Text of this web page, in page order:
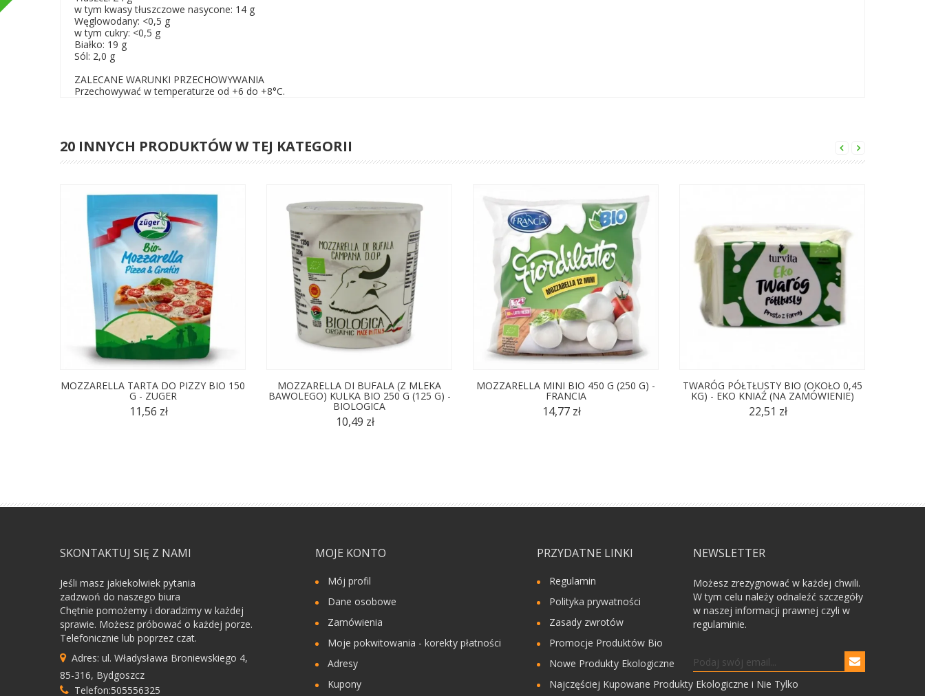
w tym kwasy tłuszczowe nasycone: 14 g
Węglowodany: <0,5 g
w tym cukry: <0,5 g
Białko: 19 g
Sól: 2,0 g
ZALECANE WARUNKI PRZECHOWYWANIA
Przechowywać w temperaturze od +6 do +8°C.
20 INNYCH PRODUKTÓW W TEJ KATEGORII
MOZZARELLA TARTA DO PIZZY BIO 150
G - ZUGER
11,56 zł
MOZZARELLA DI BUFALA (Z MLEKA
BAWOLEGO) KULKA BIO 250 G (125 G) -
BIOLOGICA
10,49 zł
MOZZARELLA MINI BIO 450 G (250 G) -
FRANCIA
14,77 zł
TWARÓG PÓŁTŁUSTY BIO (OKOŁO 0,45
KG) - EKO KNIAŹ (NA ZAMÓWIENIE)
22,51 zł
SKONTAKTUJ SIĘ Z NAMI
Jeśli masz jakiekolwiek pytania
zadzwoń do naszego biura
Chętnie pomożemy i doradzimy w każdej
sprawie. Możesz próbować o każdej porze.
Telefonicznie lub poprzez czat.
Adres: ul. Władysława Broniewskiego 4,
85-316, Bydgoszcz
Telefon:505556325
MOJE KONTO
Mój profil
Dane osobowe
Zamówienia
Moje pokwitowania - korekty płatności
Adresy
Kupony
PRZYDATNE LINKI
Regulamin
Polityka prywatności
Zasady zwrotów
Promocje Produktów Bio
Nowe Produkty Ekologiczne
Najczęściej Kupowane Produkty Ekologiczne i Nie Tylko
NEWSLETTER
Możesz zrezygnować w każdej chwili.
W tym celu należy odnaleźć szczegóły
w naszej informacji prawnej czyli w
regulaminie.